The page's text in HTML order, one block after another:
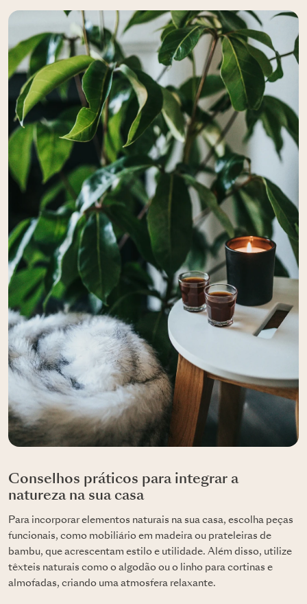
Conselhos práticos para integrar a
natureza na sua casa
Para incorporar elementos naturais na sua casa, escolha peças
funcionais, como mobiliário em madeira ou prateleiras de
bambu, que acrescentam estilo e utilidade. Além disso, utilize
têxteis naturais como o algodão ou o linho para cortinas e
almofadas, criando uma atmosfera relaxante.